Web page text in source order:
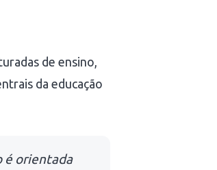
de ensino,
da educação
é orientada